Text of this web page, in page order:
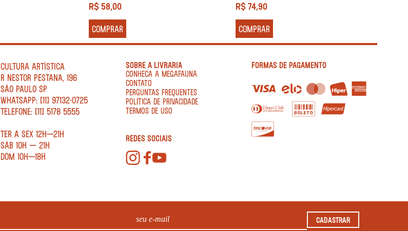
R$58,00
COMPRAR
R$74,90
COMPRAR
CULTURA ARTÍSTICA
R NESTOR PESTANA, 196
SÃO PAULO SP
WHATSAPP: [11] 97132-0725
TELEFONE: [11] 5178 5555
TER A SEX 12H—21H
SÁB 10H — 21H
DOM 10H—18H
SOBRE A LIVRARIA
CONHEÇA A MEGAFAUNA
CONTATO
PERGUNTAS FREQUENTES
POLÍTICA DE PRIVACIDADE
TERMOS DE USO
REDES SOCIAIS
FORMAS DE PAGAMENTO
CADASTRAR